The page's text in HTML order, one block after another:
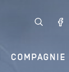
COMPAGNIE